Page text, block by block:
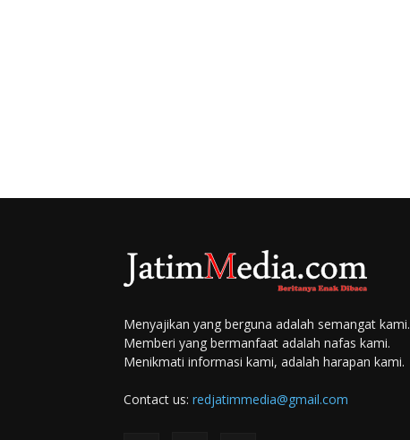
Menyajikan yang berguna adalah semangat kami.
Memberi yang bermanfaat adalah nafas kami.
Menikmati informasi kami, adalah harapan kami.
Contact us: redjatimmedia@gmail.com